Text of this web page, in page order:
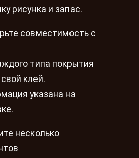
рисунка и запас.
совместимость с
типа покрытия
клей.
указана на
несколько